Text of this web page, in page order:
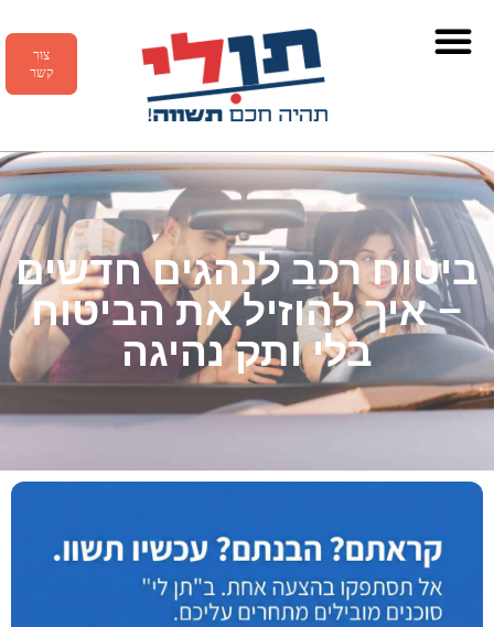
צור
קשר
ביטוח רכב לנהגים חדשים
– איך להוזיל את הביטוח
בלי ותק נהיגה